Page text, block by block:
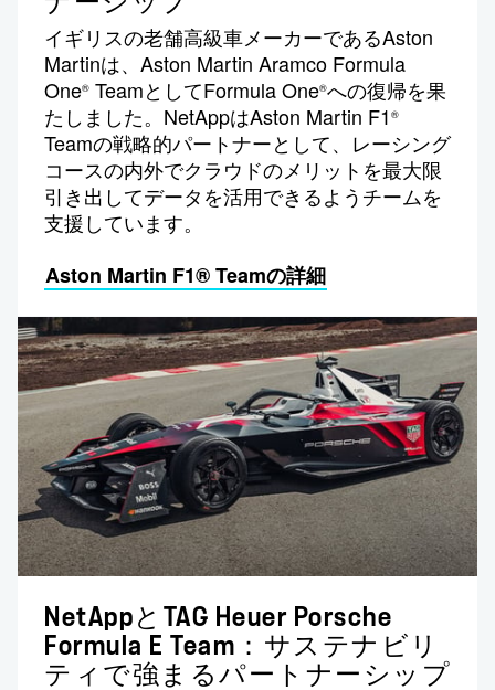
イギリスの老舗高級車メーカーであるAston
Martinは、Aston Martin Aramco Formula
One® TeamとしてFormula One®への復帰を果
たしました。NetAppはAston Martin F1 ®
Teamの戦略的パートナーとして、レーシング
コースの内外でクラウドのメリットを最大限
引き出してデータを活用できるようチームを
支援しています。
Aston Martin F1® Teamの詳細
NetAppとTAG Heuer Porsche
Formula E Team：サステナビリ
ティで強まるパートナーシップ